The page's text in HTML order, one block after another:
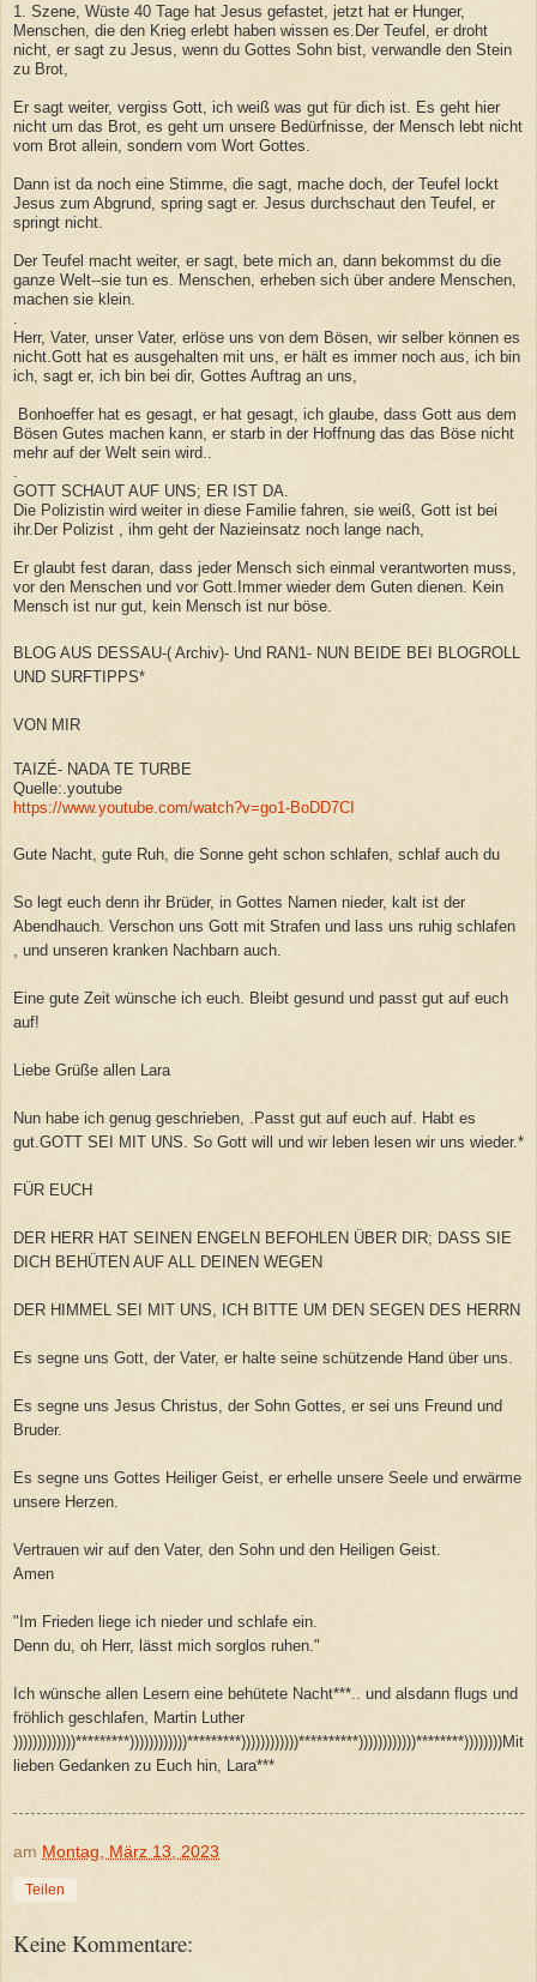
1. Szene, Wüste 40 Tage hat Jesus gefastet, jetzt hat er Hunger,
Menschen, die den Krieg erlebt haben wissen es.Der Teufel, er droht
nicht, er sagt zu Jesus, wenn du Gottes Sohn bist, verwandle den Stein
zu Brot,
Er sagt weiter, vergiss Gott, ich weiß was gut für dich ist. Es geht hier
nicht um das Brot, es geht um unsere Bedürfnisse, der Mensch lebt nicht
vom Brot allein, sondern vom Wort Gottes.
Dann ist da noch eine Stimme, die sagt, mache doch, der Teufel lockt
Jesus zum Abgrund, spring sagt er. Jesus durchschaut den Teufel, er
springt nicht.
Der Teufel macht weiter, er sagt, bete mich an, dann bekommst du die
ganze Welt--sie tun es. Menschen, erheben sich über andere Menschen,
machen sie klein.
Herr, Vater, unser Vater, erlöse uns von dem Bösen, wir selber können es
nicht.Gott hat es ausgehalten mit uns, er hält es immer noch aus, ich bin
ich, sagt er, ich bin bei dir, Gottes Auftrag an uns,
Bonhoeffer hat es gesagt, er hat gesagt, ich glaube, dass Gott aus dem
Bösen Gutes machen kann, er starb in der Hoffnung das das Böse nicht
mehr auf der Welt sein wird..
GOTT SCHAUT AUF UNS; ER IST DA.
Die Polizistin wird weiter in diese Familie fahren, sie weiß, Gott ist bei
ihr.Der Polizist , ihm geht der Nazieinsatz noch lange nach,
Er glaubt fest daran, dass jeder Mensch sich einmal verantworten muss,
vor den Menschen und vor Gott.Immer wieder dem Guten dienen. Kein
Mensch ist nur gut, kein Mensch ist nur böse.
BLOG AUS DESSAU-( Archiv)- Und RAN1- NUN BEIDE BEI BLOGROLL
UND SURFTIPPS*
VON MIR
TAIZÉ- NADA TE TURBE
Quelle:.youtube
https://www.youtube.com/watch?v=go1-BoDD7CI
Gute Nacht, gute Ruh, die Sonne geht schon schlafen, schlaf auch du
So legt euch denn ihr Brüder, in Gottes Namen nieder, kalt ist der
Abendhauch. Verschon uns Gott mit Strafen und lass uns ruhig schlafen
, und unseren kranken Nachbarn auch.
Eine gute Zeit wünsche ich euch. Bleibt gesund und passt gut auf euch
auf!
Liebe Grüße allen Lara
Nun habe ich genug geschrieben, .Passt gut auf euch auf. Habt es
gut.GOTT SEI MIT UNS. So Gott will und wir leben lesen wir uns wieder.*
FÜR EUCH
DER HERR HAT SEINEN ENGELN BEFOHLEN ÜBER DIR; DASS SIE
DICH BEHÜTEN AUF ALL DEINEN WEGEN
DER HIMMEL SEI MIT UNS, ICH BITTE UM DEN SEGEN DES HERRN
Es segne uns Gott, der Vater, er halte seine schützende Hand über uns.
Es segne uns Jesus Christus, der Sohn Gottes, er sei uns Freund und
Bruder.
Es segne uns Gottes Heiliger Geist, er erhelle unsere Seele und erwärme
unsere Herzen.
Vertrauen wir auf den Vater, den Sohn und den Heiligen Geist.
Amen
"Im Frieden liege ich nieder und schlafe ein.
Denn du, oh Herr, lässt mich sorglos ruhen."
Ich wünsche allen Lesern eine behütete Nacht***.. und alsdann flugs und
fröhlich geschlafen, Martin Luther
)))))))))))))*********))))))))))))*********))))))))))))**********))))))))))))********))))))))Mit
lieben Gedanken zu Euch hin, Lara***
am Montag, März 13, 2023
Teilen
Keine Kommentare: